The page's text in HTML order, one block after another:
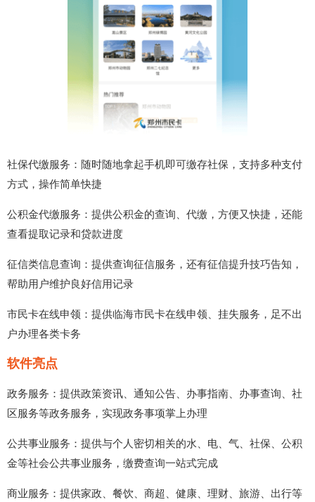
社保代缴服务：随时随地拿起手机即可缴存社保，支持多种支付
方式，操作简单快捷
公积金代缴服务：提供公积金的查询、代缴，方便又快捷，还能
查看提取记录和贷款进度
征信类信息查询：提供查询征信服务，还有征信提升技巧告知，
帮助用户维护良好信用记录
市民卡在线申领：提供临海市民卡在线申领、挂失服务，足不出
户办理各类卡务
软件亮点
政务服务：提供政策资讯、通知公告、办事指南、办事查询、社
区服务等政务服务，实现政务事项掌上办理
公共事业服务：提供与个人密切相关的水、电、气、社保、公积
金等社会公共事业服务，缴费查询一站式完成
商业服务：提供家政、餐饮、商超、健康、理财、旅游、出行等